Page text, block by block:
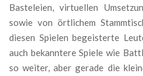
Basteleien, virtuellen
sowie von örtlichem
diesen Spielen begeisterte
auch bekanntere Spiele wie
so weiter, aber gerade die